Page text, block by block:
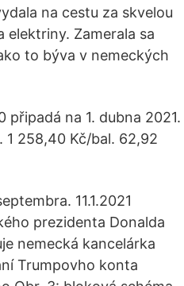
na cestu za skvelou
elektriny. Zamerala sa
to býva v nemeckých
na 1. dubna 2021.
258,40 Kč/bal. 62,92
11.1.2021
prezidenta Donalda
nemecká kancelárka
Trumpovho konta